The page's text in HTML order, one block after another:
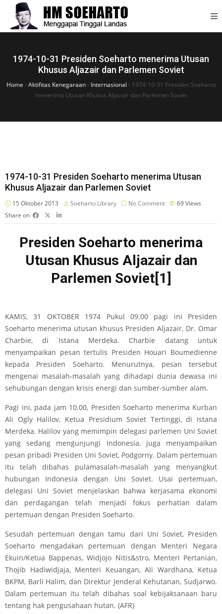
1974-10-31 Presiden Soeharto menerima Utusan
Khusus Aljazair dan Parlemen Soviet
Home › Aktifitas Kenegaraan› Internasional › 1974-10-31 Presiden Soeharto
menerima Utusan Khusus Aljazair dan Parlemen Soviet
1974-10-31 Presiden Soeharto menerima Utusan
Khusus Aljazair dan Parlemen Soviet
15 Oktober 2013 Soeharto Library No Comment 69Views
Share on
Presiden Soeharto menerima
Utusan Khusus Aljazair dan
Parlemen Soviet[1]
KAMIS, 31 OKTOBER 1974
Pukul 09.00 pagi ini Presiden
Soeharto menerima utusan khusus Presiden Aljazair, Dr. Omar
Charbie, di Istana Merdeka. Charbie datang untuk
menyampaikan pesan tertulis Presiden Houari Boumedienne
kepada Presiden Soeharto. Menurutnya, pesan tersebut
mengenai masalah-masalah yang dihadapi dunia dewasa ini
sehubungan dengan krisis energi dan sumber-sumber alam.
Pagi ini, pada jam 10.00, Presiden Soeharto menerima Kurban
Ali Ogly Halilov, Ketua Presidium Soviet Tertinggi, di Istana
Merdeka. Halilov yang memimpin delegasi parlemen Uni Soviet
yang sedang mengunjungi Indonesia, juga menyampaikan
pesan pribadi Presiden Uni Soviet, Podgorny. Dalam pertemuan
itu telah dibahas pulamasalah-masalah yang menyangkut
hubungan Indonesia dengan Uni Soviet. Usai pertemuan,
delegasi Uni Soviet menjelaskan bahwa kerjasama ekonomi
dan perdagangan telah menjadi fokus perhatian dalam
pertemuan dengan Presiden Soeharto.
Sesudah pertemuan dengan tamu dari Uni Soviet, Presiden
Soeharto mengadakan pertemuan dengan Menteri Negara
Ekuin/Ketua Bappenas, Widjojo Nitis&stro, Menteri Pertanian,
Thojib Hadiwidjaja, Menteri Keuangan, Ali Wardhana, Ketua
BKPM, Barli Halim, dan Direktur Jenderal Kehutanan, Sudjarwo.
Dalam pertemuan itu telah dibahas soal kebijaksanaan baru
tentang hak pengusahaan hutan. (AFR)